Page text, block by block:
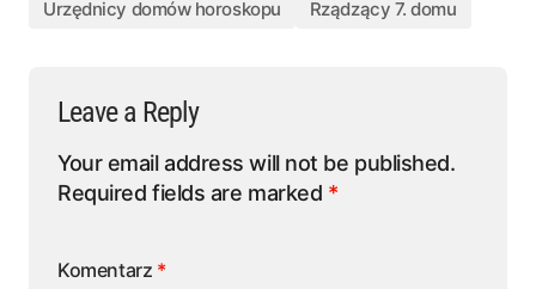
Urzędnicy domów horoskopu
Rządzący 7. domu
Leave a Reply
Your email address will not be published.
Required fields are marked *
Komentarz *